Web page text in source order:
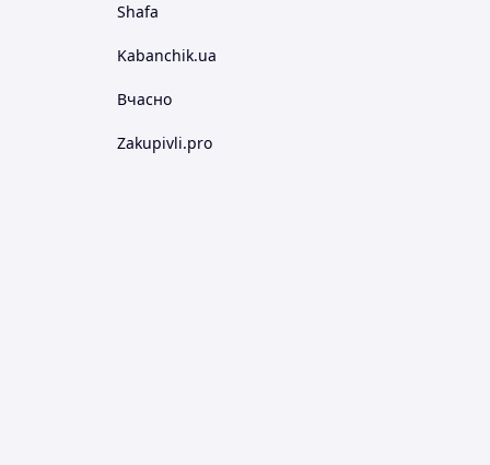
Shafa
Kabanchik.ua
Вчасно
Zakupivli.pro